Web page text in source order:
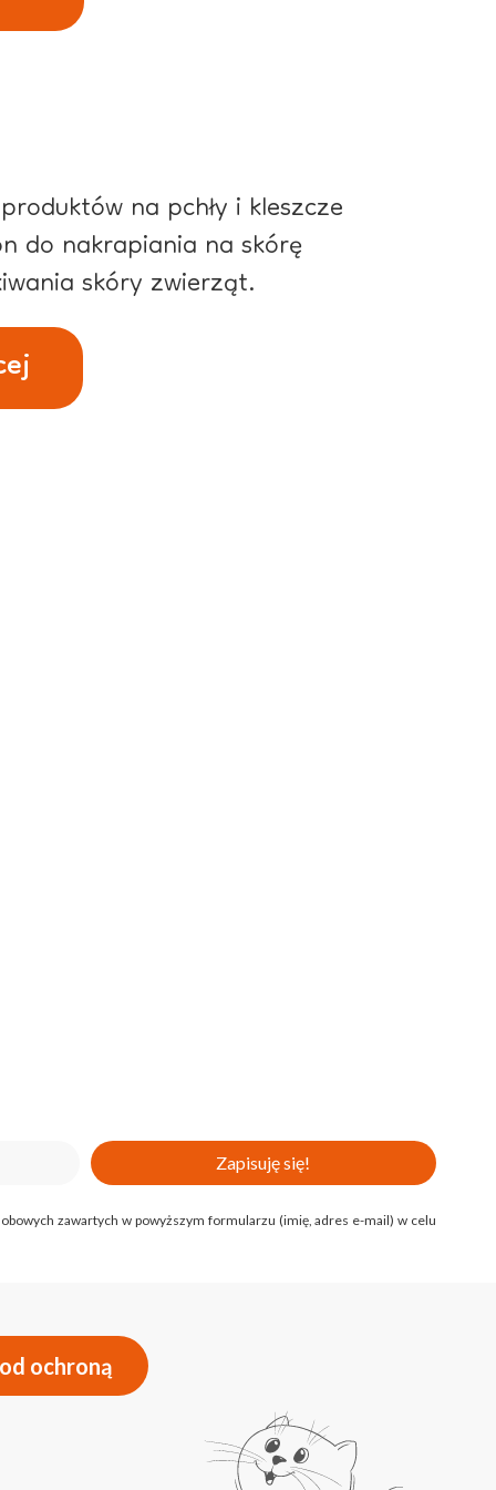
na pchły i kleszcze
do nakrapiania na skórę
skóry zwierząt.
zawartych w powyższym formularzu (imię, adres e-mail) w celu
Zapisuję się!
ochroną